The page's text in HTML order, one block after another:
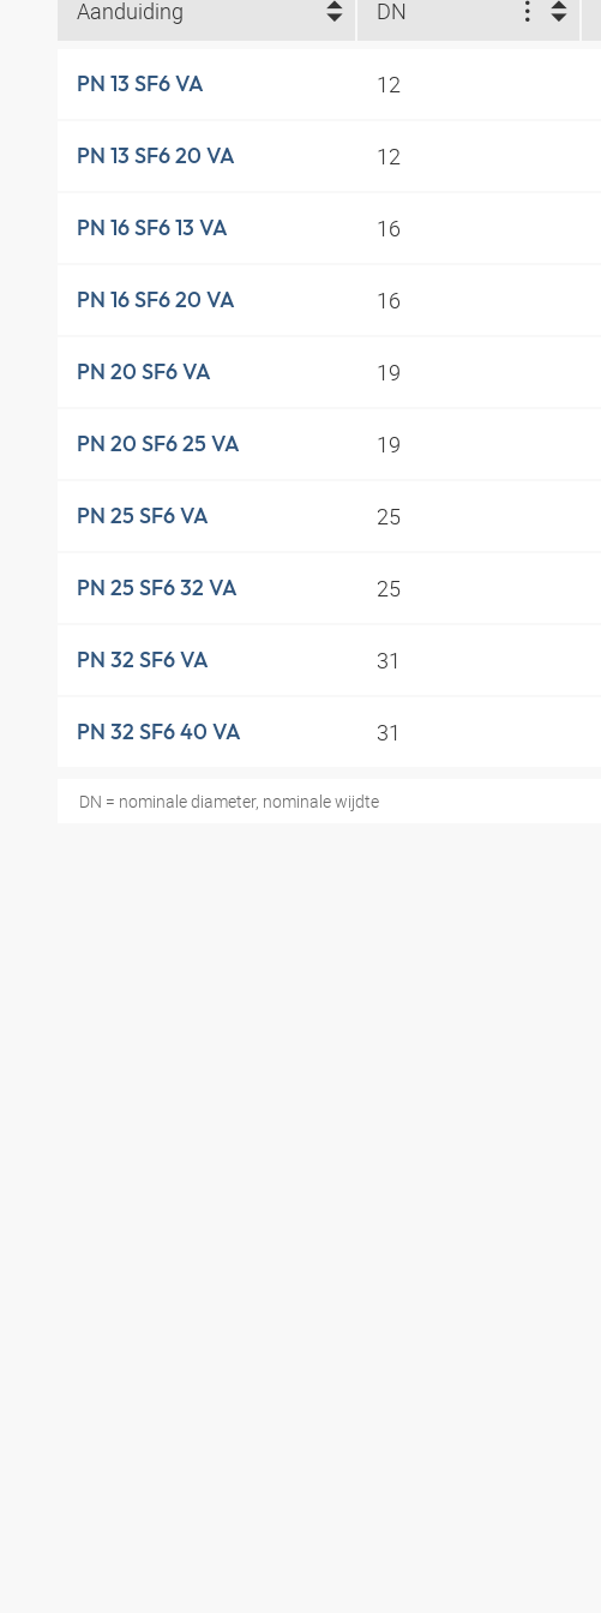
Aanduiding DN
PN 13 SF6 VA 12
PN 13 SF6 20 VA 12
PN 16 SF6 13 VA 16
PN 16 SF6 20 VA 16
PN 20 SF6 VA 19
PN 20 SF6 25 VA 19
PN 25 SF6 VA 25
PN 25 SF6 32 VA 25
PN 32 SF6 VA 31
PN 32 SF6 40 VA 31
DN = nominale diameter, nominale wijdte